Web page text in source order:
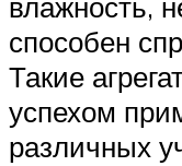
способен
Такие
успехом
различных